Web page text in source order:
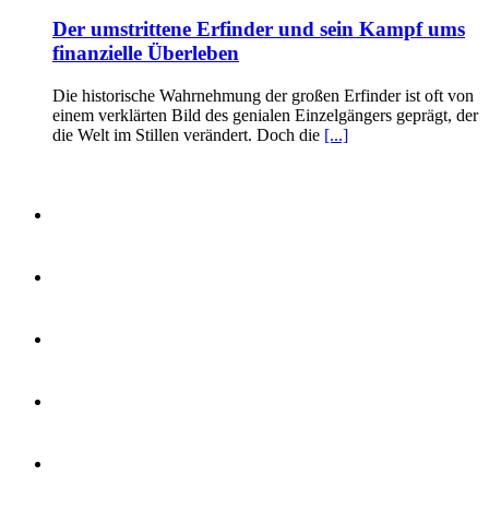
Der umstrittene Erfinder und sein Kampf ums
finanzielle Überleben
Die historische Wahrnehmung der großen Erfinder ist oft von
einem verklärten Bild des genialen Einzelgängers geprägt, der
die Welt im Stillen verändert. Doch die [...]